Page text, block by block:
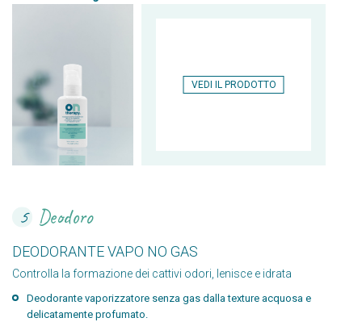
VEDI IL PRODOTTO
5 Deodoro
DEODORANTE VAPO NO GAS
Controlla la formazione dei cattivi odori, lenisce e idrata
Deodorante vaporizzatore senza gas dalla texture acquosa e
delicatamente profumato.